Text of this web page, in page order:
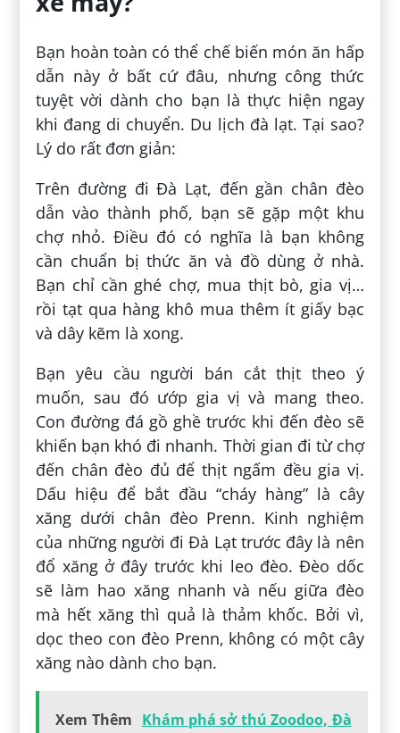
Bạn hoàn toàn có thể chế biến món ăn hấp
dẫn này ở bất cứ đâu, nhưng công thức
tuyệt vời dành cho bạn là thực hiện ngay
khi đang di chuyển. Du lịch đà lạt. Tại sao?
Lý do rất đơn giản:
Trên đường đi Đà Lạt, đến gần chân đèo
dẫn vào thành phố, bạn sẽ gặp một khu
chợ nhỏ. Điều đó có nghĩa là bạn không
cần chuẩn bị thức ăn và đồ dùng ở nhà.
Bạn chỉ cần ghé chợ, mua thịt bò, gia vị…
rồi tạt qua hàng khô mua thêm ít giấy bạc
và dây kẽm là xong.
Bạn yêu cầu người bán cắt thịt theo ý
muốn, sau đó ướp gia vị và mang theo.
Con đường đá gồ ghề trước khi đến đèo sẽ
khiến bạn khó đi nhanh. Thời gian đi từ chợ
đến chân đèo đủ để thịt ngấm đều gia vị.
Dấu hiệu để bắt đầu “cháy hàng” là cây
xăng dưới chân đèo Prenn. Kinh nghiệm
của những người đi Đà Lạt trước đây là nên
đổ xăng ở đây trước khi leo đèo. Đèo dốc
sẽ làm hao xăng nhanh và nếu giữa đèo
mà hết xăng thì quả là thảm khốc. Bởi vì,
dọc theo con đèo Prenn, không có một cây
xăng nào dành cho bạn.
Xem Thêm Khám phá sở thú Zoodoo, Đà